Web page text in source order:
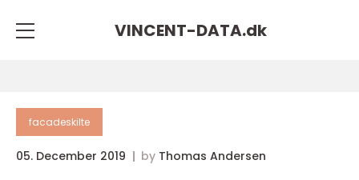
VINCENT-DATA.dk
facadeskilte
05. December 2019 by Thomas Andersen